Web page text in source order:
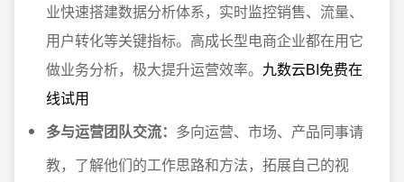
业快速搭建数据分析体系，实时监控销售、流量、
用户转化等关键指标。高成长型电商企业都在用它
做业务分析，极大提升运营效率。 九数云BI免费在
线试用
多与运营团队交流： 多向运营、市场、产品同事请
教，了解他们的工作思路和方法，拓展自己的视